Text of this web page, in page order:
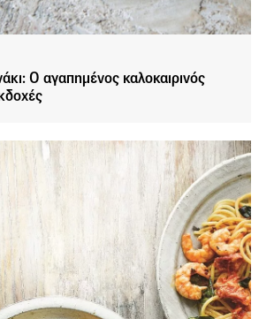
Ο αγαπημένος καλοκαιρινός